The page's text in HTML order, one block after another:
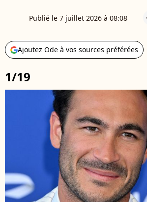
Publié le 7 juillet 2026 à 08:08
Ajoutez Ode à vos sources préférées
1/19